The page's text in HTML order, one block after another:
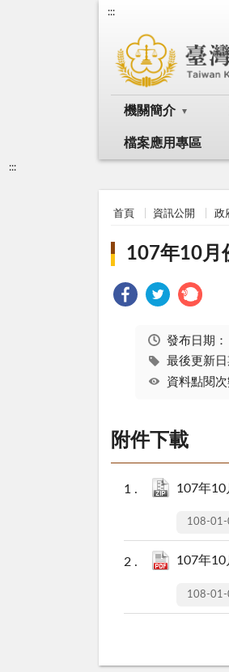
:::
機關簡介
檔案應用專區
:::
首頁 資訊公開 政
107年10月
發布日期：
最後更新
資料點閱
附件下載
107年10
108-01-
107年10
108-01-